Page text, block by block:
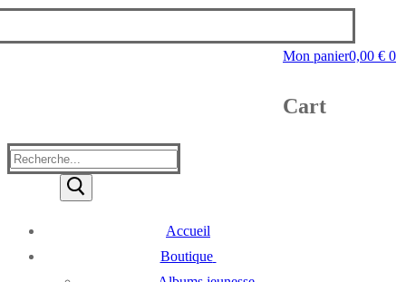
Mon panier0,00 € 0
Cart
Rechercher
Accueil
Boutique